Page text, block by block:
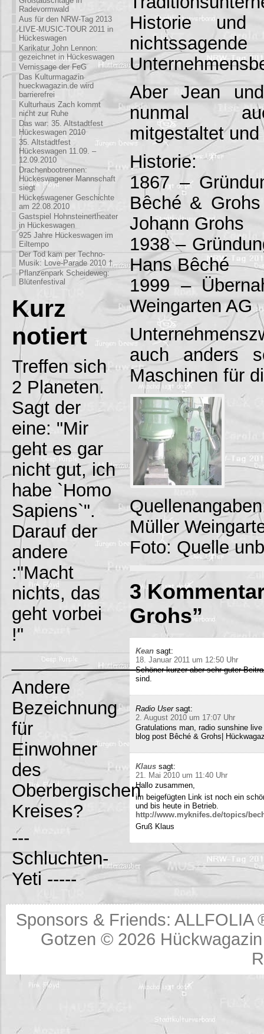
Radevormwald
Aus für den NRW-Tag 2013
LIVE-MUSIC-TOUR 2011 in
Hückeswagen
Karikatur John Lennon:
gezeichnet in Hückeswagen
Vernissage der FeG
Das Kulturmagazin
hueckwagazin.de wird
barrierefrei
Kulturhaus Zach kommt
nicht zur Ruhe
Das war: 35. Altstadtfest
Hückeswagen 2010
35. Altstadtfest
Hückeswagen 11.09. –
12.09.2010
Drachenbootrennen:
Hückeswagener Mannschaft
siegt
Hückeswagener Geschichte
am 22.08.2010
Gastspiel Hohnsteinertheater
in Hückeswagen
925 Jahre Hückeswagen im
Eiltempo
Der Tod kam per Techno-
Musik: Love-Parade 2010 †
Pflanzenpark Scheideweg:
Blütenfestival
Kurz
notiert
Treffen sich
2 Planeten.
Sagt der
eine: "Mir
geht es gar
nicht gut, ich
habe `Homo
Sapiens`".
Darauf der
andere
:"Macht
nichts, das
geht vorbei
!"
Andere
Bezeichnung
für
Einwohner
des
Oberbergischen
Kreises?
---
Schluchten-
Yeti -----
Historie
nichtssagende
Aber Jean
nunmal
mitgestaltet
Historie:
1867 –
Bêché &
Johann Grohs
1938 –
Hans Bêché
1999 –
Weingarten AG
auch anders
Maschinen für
Müller
Foto: Quelle
3
Grohs”
Kean sagt:
18. Januar 2011 um 12:50 Uhr
Schöner kurzer aber sehr guter
sind.
Radio User sagt:
2. August 2010 um 17:07 Uhr
Gratulations man, radio sunshine
blog post Bêché & Grohs|
Klaus sagt:
21. Mai 2010 um 11:40 Uhr
Hallo zusammen,
im beigefügten Link ist noch ein
und bis heute in Betrieb.
http://www.myknifes.de/topics/
Gruß Klaus
Sponsors & Friends:ALLFOLIA
Gotzen © 2026